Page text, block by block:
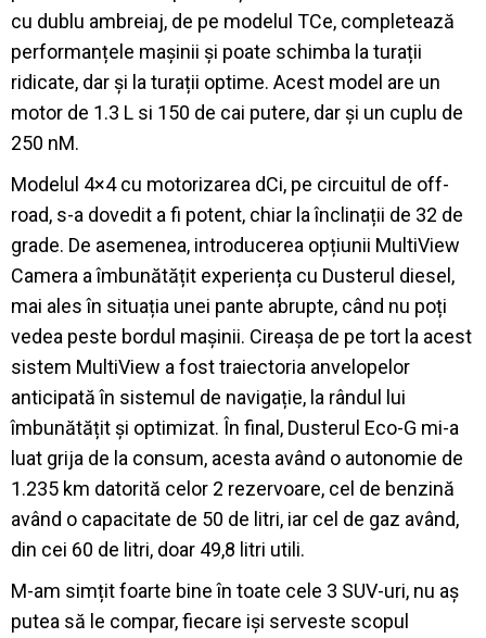
cu dublu ambreiaj, de pe modelul TCe, completează
performanțele mașinii și poate schimba la turații
ridicate, dar și la turații optime. Acest model are un
motor de 1.3 L si 150 de cai putere, dar și un cuplu de
250 nM.
Modelul 4×4 cu motorizarea dCi, pe circuitul de off-
road, s-a dovedit a fi potent, chiar la înclinații de 32 de
grade. De asemenea, introducerea opțiunii MultiView
Camera a îmbunătățit experiența cu Dusterul diesel,
mai ales în situația unei pante abrupte, când nu poți
vedea peste bordul mașinii. Cireașa de pe tort la acest
sistem MultiView a fost traiectoria anvelopelor
anticipată în sistemul de navigație, la rândul lui
îmbunătățit și optimizat. În final, Dusterul Eco-G mi-a
luat grija de la consum, acesta având o autonomie de
1.235 km datorită celor 2 rezervoare, cel de benzină
având o capacitate de 50 de litri, iar cel de gaz având,
din cei 60 de litri, doar 49,8 litri utili.
M-am simțit foarte bine în toate cele 3 SUV-uri, nu aș
putea să le compar, fiecare iși serveste scopul